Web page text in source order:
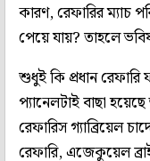
কারণ, রেফারির ম্যাচ
পেয়ে যায়? তাহলে
শুধুই কি প্রধান রেফারি
প্যানেলটাই বাছা
রেফারিস গ্যাব্রিয়েল
রেফারি, এজেকুয়েল